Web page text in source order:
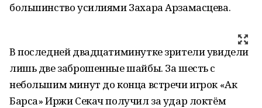
большинство усилиями Захара Арзамасцева.
В последней двадцатиминутке зрители увидели
лишь две заброшенные шайбы. За шесть с
небольшим минут до конца встречи игрок «Ак
Барса» Иржи Секач получил за удар локтём